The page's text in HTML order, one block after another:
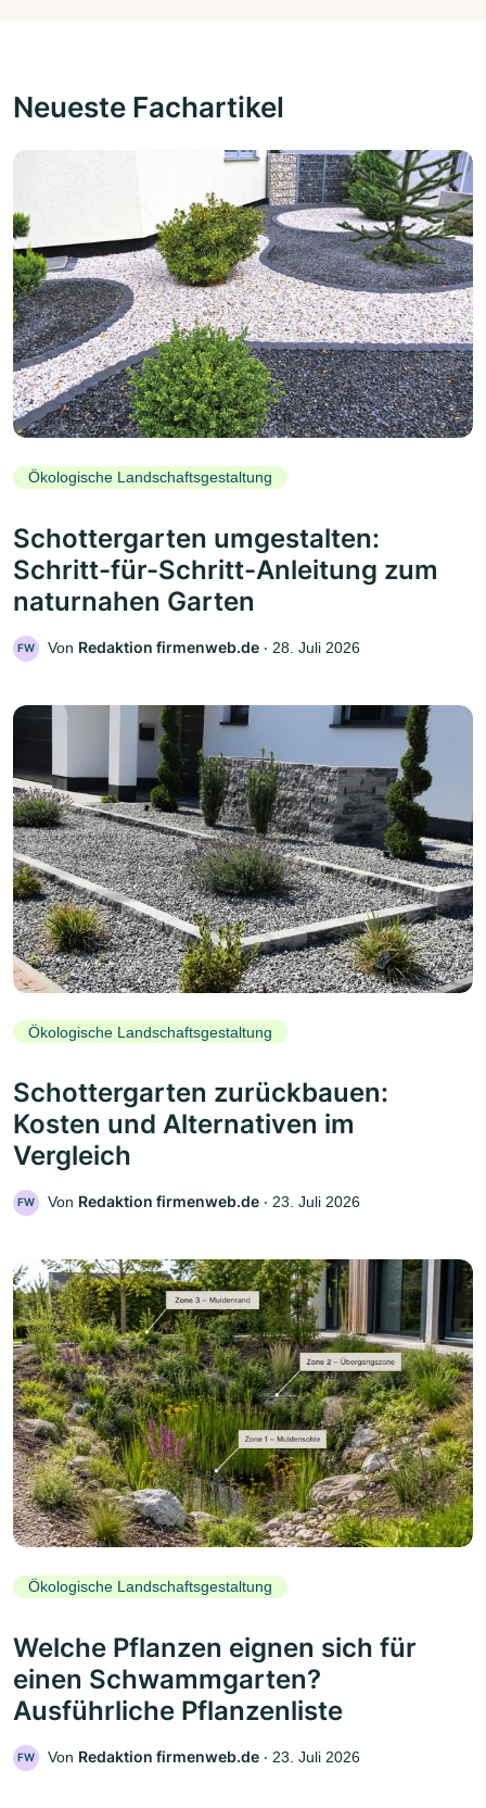
Neueste Fachartikel
Ökologische Landschaftsgestaltung
Schottergarten umgestalten:
Schritt-für-Schritt-Anleitung zum
naturnahen Garten
FW Von Redaktion firmenweb.de ‧ 28. Juli 2026
Ökologische Landschaftsgestaltung
Schottergarten zurückbauen:
Kosten und Alternativen im
Vergleich
FW Von Redaktion firmenweb.de ‧ 23. Juli 2026
Ökologische Landschaftsgestaltung
Welche Pflanzen eignen sich für
einen Schwammgarten?
Ausführliche Pflanzenliste
FW Von Redaktion firmenweb.de ‧ 23. Juli 2026